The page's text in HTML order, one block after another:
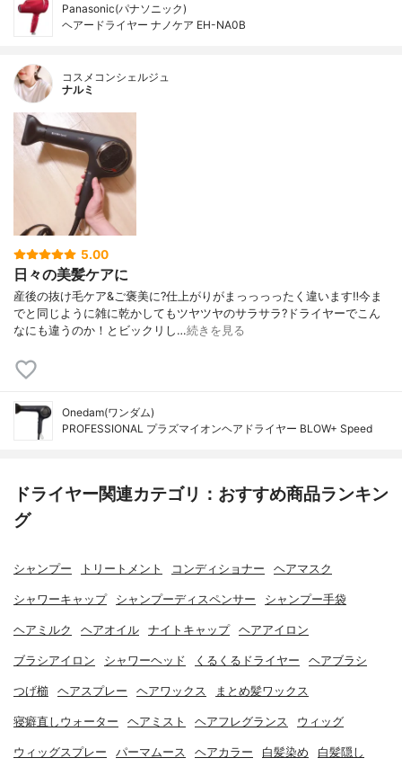
Panasonic(パナソニック)
ヘアードライヤー ナノケア EH-NA0B
コスメコンシェルジュ
ナルミ
5.00
日々の美髪ケアに
産後の抜け毛ケア&ご褒美に?仕上がりがまっっっったく違います‼️今ま
でと同じように雑に乾かしてもツヤツヤのサラサラ?ドライヤーでこん
なにも違うのか！とビックリし…続きを見る
Onedam(ワンダム)
PROFESSIONAL プラズマイオンヘアドライヤー BLOW+ Speed
ドライヤー関連カテゴリ：おすすめ商品ランキン
グ
シャンプー トリートメント コンディショナー ヘアマスク
シャワーキャップ シャンプーディスペンサー シャンプー手袋
ヘアミルク ヘアオイル ナイトキャップ ヘアアイロン
ブラシアイロン シャワーヘッド くるくるドライヤー ヘアブラシ
つげ櫛 ヘアスプレー ヘアワックス まとめ髪ワックス
寝癖直しウォーター ヘアミスト ヘアフレグランス ウィッグ
ウィッグスプレー パーマムース ヘアカラー 白髪染め 白髪隠し